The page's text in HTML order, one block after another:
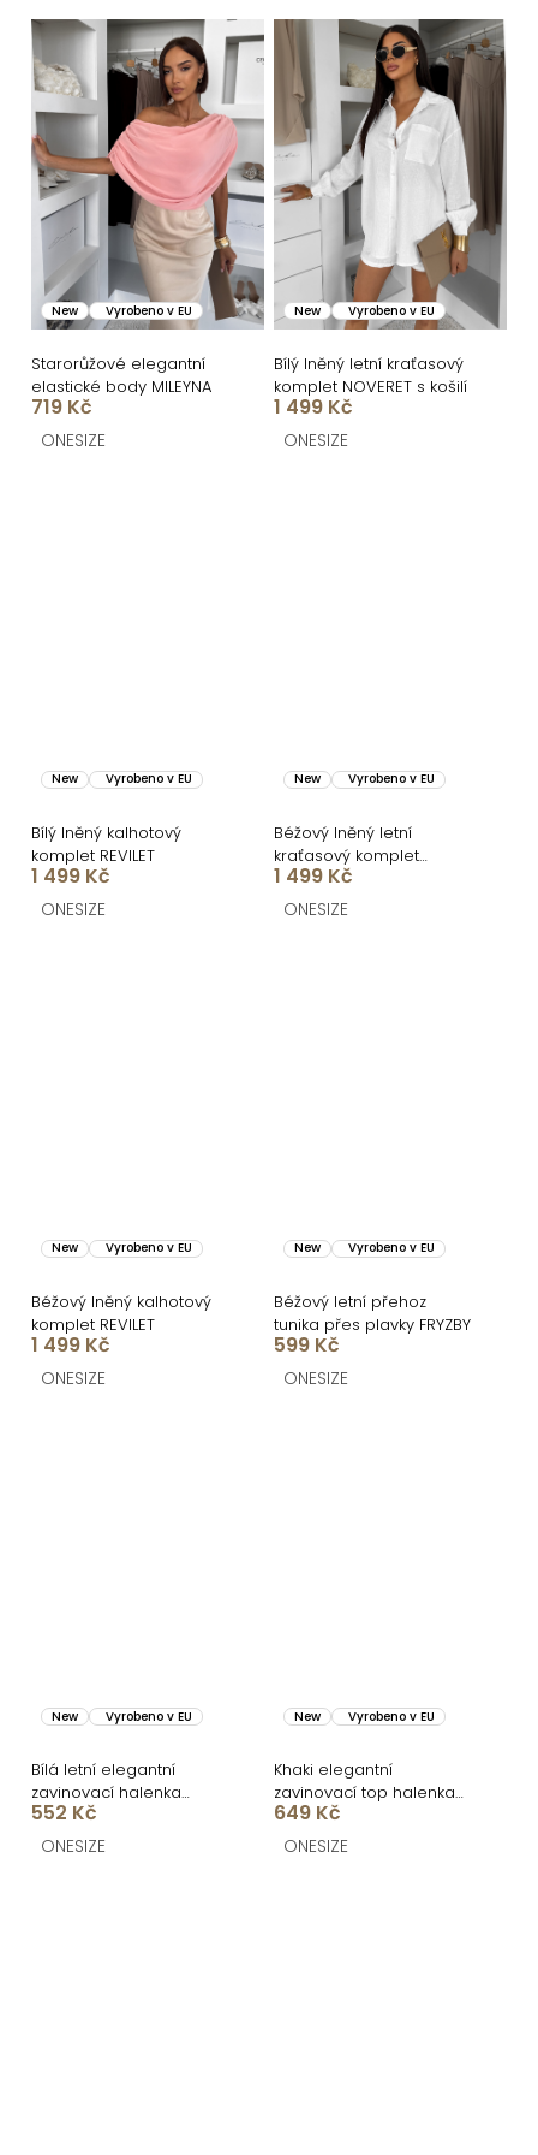
ů
New Vyrobeno v EU
Starorůžové elegantní
elastické body MILEYNA
719 Kč
ONESIZE
New Vyrobeno v EU
Bílý lněný letní kraťasový
komplet NOVERET s košilí
1 499 Kč
ONESIZE
New Vyrobeno v EU
Bílý lněný kalhotový
komplet REVILET
1 499 Kč
ONESIZE
New Vyrobeno v EU
Béžový lněný letní
kraťasový komplet
NOVERET s košilí
1 499 Kč
ONESIZE
New Vyrobeno v EU
Béžový lněný kalhotový
komplet REVILET
1 499 Kč
ONESIZE
New Vyrobeno v EU
Béžový letní přehoz
tunika přes plavky FRYZBY
599 Kč
ONESIZE
New Vyrobeno v EU
Bílá letní elegantní
zavinovací halenka
FRYTOS
552 Kč
ONESIZE
New Vyrobeno v EU
Khaki elegantní
zavinovací top halenka
FRYTOS
649 Kč
ONESIZE